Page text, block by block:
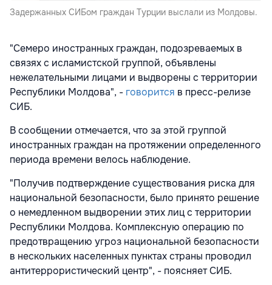
Задержанных СИБом граждан Турции выслали из Молдовы.
"Семеро иностранных граждан, подозреваемых в
связях с исламистской группой, объявлены
нежелательными лицами и выдворены с территории
Республики Молдова", - говорится в пресс-релизе
СИБ.
В сообщении отмечается, что за этой группой
иностранных граждан на протяжении определенного
периода времени велось наблюдение.
"Получив подтверждение существования риска для
национальной безопасности, было принято решение
о немедленном выдворении этих лиц с территории
Республики Молдова. Комплексную операцию по
предотвращению угроз национальной безопасности
в нескольких населенных пунктах страны проводил
антитеррористический центр", - поясняет СИБ.